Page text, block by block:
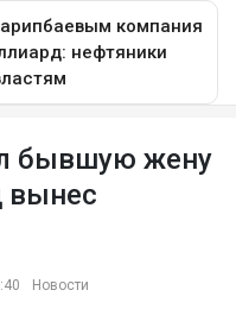
бывшую жену
вынес
Новости